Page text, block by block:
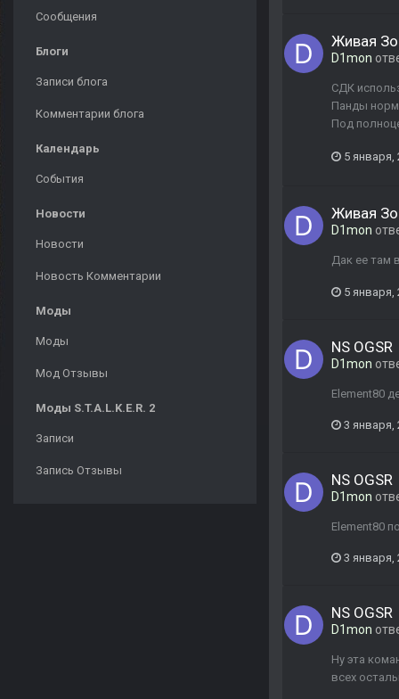
Сообщения
Блоги
Записи блога
Комментарии блога
Календарь
События
Новости
Новости
Новость Комментарии
Моды
Моды
Мод Отзывы
Моды S.T.A.L.K.E.R. 2
Записи
Запись Отзывы
Живая
D1mon
СДК
Панды
Под
5 января,
Живая
D1mon
Дак ее там
5 января,
NS OGSR
D1mon
Element80
3 января,
NS OGSR
D1mon
Element80
3 января,
NS OGSR
D1mon
Ну эта
всех